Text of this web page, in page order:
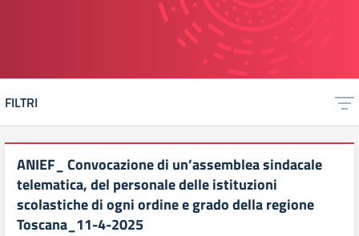
FILTRI
ANIEF_ Convocazione di un’assemblea sindacale
telematica, del personale delle istituzioni
scolastiche di ogni ordine e grado della regione
Toscana_11-4-2025